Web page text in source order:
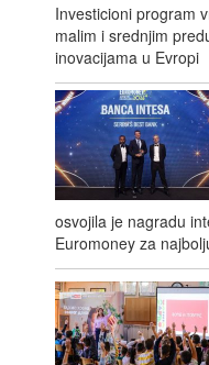
Investicioni program
malim i srednjim
inovacijama u
osvojila je nagradu
Euromoney za